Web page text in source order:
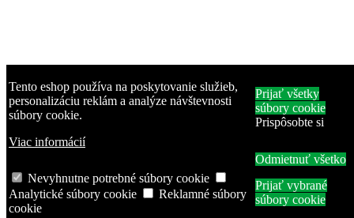
Tento eshop používa na poskytovanie služieb,
personalizáciu reklám a analýze návštevnosti
súbory cookie.
Viac informácií
Prijať všetky
súbory cookie
Prispôsobte si
Odmietnuť všetko
Nevyhnutne potrebné súbory cookie
Analytické súbory cookie
Reklamné súbory
cookie
Prijať vybrané
súbory cookie